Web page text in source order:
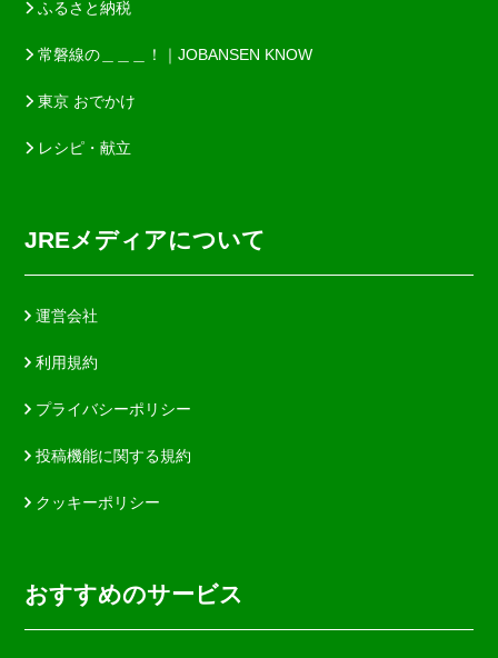
ふるさと納税
常磐線の＿＿＿！｜JOBANSEN KNOW
東京 おでかけ
レシピ・献立
JREメディアについて
運営会社
利用規約
プライバシーポリシー
投稿機能に関する規約
クッキーポリシー
おすすめのサービス